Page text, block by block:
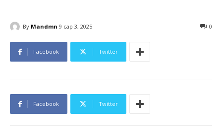
By Mandmn 9 сар 3, 2025 0
Facebook Twitter
Facebook Twitter